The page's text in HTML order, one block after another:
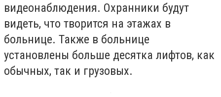
видеонаблюдения. Охранники будут
видеть, что творится на этажах в
больнице. Также в больнице
установлены больше десятка лифтов, как
обычных, так и грузовых.